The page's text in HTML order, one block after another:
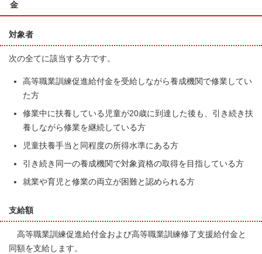
金
対象者
次の全てに該当する方です。
高等職業訓練促進給付金を受給しながら養成機関で修業してい
た方
修業中に扶養している児童が20歳に到達した後も、引き続き扶
養しながら修業を継続している方
児童扶養手当と同程度の所得水準にある方
引き続き同一の養成機関で対象資格の取得を目指している方
就業や育児と修業の両立が困難と認められる方
支給額
高等職業訓練促進給付金および高等職業訓練修了支援給付金と
同額を支給します。